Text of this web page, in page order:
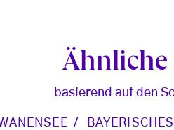
basierend auf den